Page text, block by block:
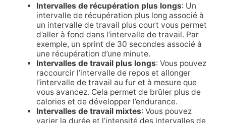
Intervalles de récupération plus longs: Un
intervalle de récupération plus long associé à
un intervalle de travail plus court vous permet
d’aller à fond dans l’intervalle de travail. Par
exemple, un sprint de 30 secondes associé à
une récupération d’une minute.
Intervalles de travail plus longs: Vous pouvez
raccourcir l’intervalle de repos et allonger
l’intervalle de travail au fur et à mesure que
vous avancez. Cela permet de brûler plus de
calories et de développer l’endurance.
Intervalles de travail mixtes: Vous pouvez
varier la durée et l’intensité des intervalles de